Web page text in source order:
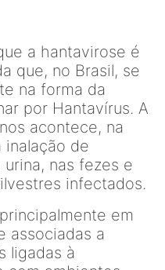
a hantavirose é
que, no Brasil, se
na forma da
por Hantavírus. A
acontece, na
inalação de
nas fezes e
infectados.
em
associadas a
ligadas à